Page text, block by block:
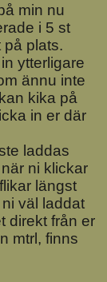
min nu
i 5 st
på plats.
ytterligare
ännu inte
kika på
in er där
laddas
ni klickar
längst
väl laddat
direkt från er
mtrl, finns